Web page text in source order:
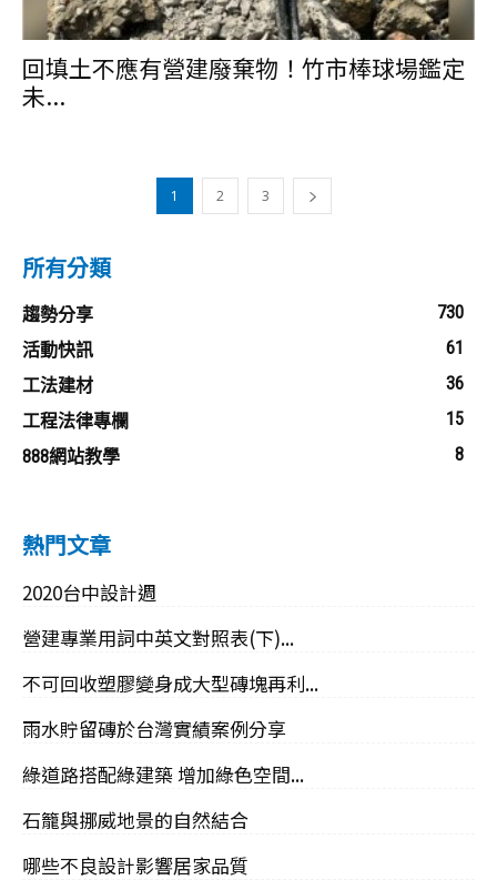
回填土不應有營建廢棄物！竹市棒球場鑑定
未...
1 2 3
所有分類
趨勢分享
730
活動快訊
61
工法建材
36
工程法律專欄
15
888網站教學
8
熱門文章
2020台中設計週
營建專業用詞中英文對照表(下)...
不可回收塑膠變身成大型磚塊再利...
雨水貯留磚於台灣實績案例分享
綠道路搭配綠建築 增加綠色空間...
石籠與挪威地景的自然結合
哪些不良設計影響居家品質